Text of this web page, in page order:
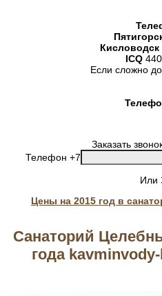
Кисловодск
ICQ
Если сложно
Заказать
Телефон +7
Цены на 2015 год в
Санаторий
года